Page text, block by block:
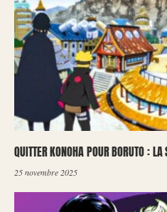
QUITTER KONOHA POUR BORUTO : LA
25 novembre 2025